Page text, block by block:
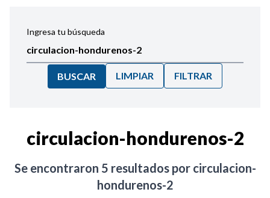
Ingresa tu búsqueda
BUSCAR LIMPIAR FILTRAR
circulacion-hondurenos-2
Se encontraron 5 resultados por circulacion-
hondurenos-2